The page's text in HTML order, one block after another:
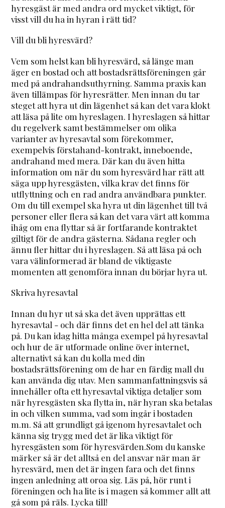
hyresgäst är med andra ord mycket viktigt, för
visst vill du ha in hyran i rätt tid?
Vill du bli hyresvärd?
Vem som helst kan bli hyresvärd, så länge man
äger en bostad och att bostadsrättsföreningen går
med på andrahandsuthyrning. Samma praxis kan
även tillämpas för hyresrätter. Men innan du tar
steget att hyra ut din lägenhet så kan det vara klokt
att läsa på lite om hyreslagen. I hyreslagen så hittar
du regelverk samt bestämmelser om olika
varianter av hyresavtal som förekommer,
exempelvis förstahand-kontrakt, inneboende,
andrahand med mera. Där kan du även hitta
information om när du som hyresvärd har rätt att
säga upp hyresgästen, vilka krav det finns för
utflyttning och en rad andra användbara punkter.
Om du till exempel ska hyra ut din lägenhet till två
personer eller flera så kan det vara värt att komma
ihåg om ena flyttar så är fortfarande kontraktet
giltigt för de andra gästerna. Sådana regler och
ännu fler hittar du i hyreslagen. Så att läsa på och
vara välinformerad är bland de viktigaste
momenten att genomföra innan du börjar hyra ut.
Skriva hyresavtal
Innan du hyr ut så ska det även upprättas ett
hyresavtal - och där finns det en hel del att tänka
på. Du kan idag hitta många exempel på hyresavtal
och hur de är utformade online över internet,
alternativt så kan du kolla med din
bostadsrättsförening om de har en färdig mall du
kan använda dig utav. Men sammanfattningsvis så
innehåller ofta ett hyresavtal viktiga detaljer som
när hyresgästen ska flytta in, när hyran ska betalas
in och vilken summa, vad som ingår i bostaden
m.m. Så att grundligt gå igenom hyresavtalet och
känna sig trygg med det är lika viktigt för
hyresgästen som för hyresvärden.Som du kanske
märker så är det alltså en del ansvar när man är
hyresvärd, men det är ingen fara och det finns
ingen anledning att oroa sig. Läs på, hör runt i
föreningen och ha lite is i magen så kommer allt att
gå som på räls. Lycka till!